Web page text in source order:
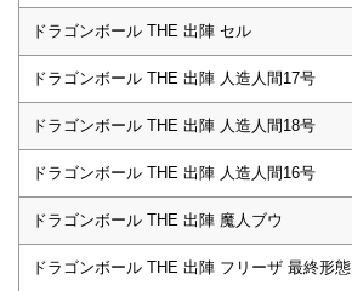
ドラゴンボール THE 出陣 セル
ドラゴンボール THE 出陣 人造人間17号
ドラゴンボール THE 出陣 人造人間18号
ドラゴンボール THE 出陣 人造人間16号
ドラゴンボール THE 出陣 魔人ブウ
ドラゴンボール THE 出陣 フリーザ 最終形態